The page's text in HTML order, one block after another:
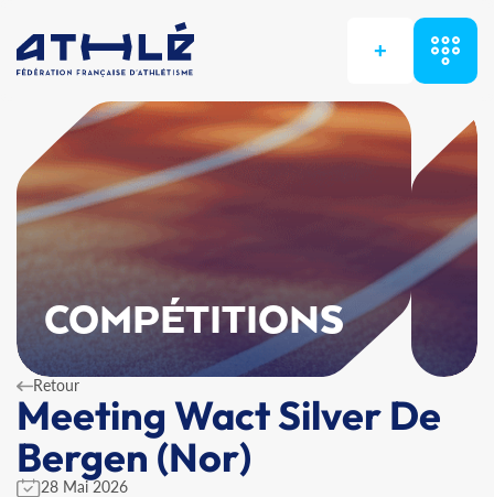
+
COMPÉTITIONS
Retour
Meeting Wact Silver De
Bergen (Nor)
28 Mai 2026